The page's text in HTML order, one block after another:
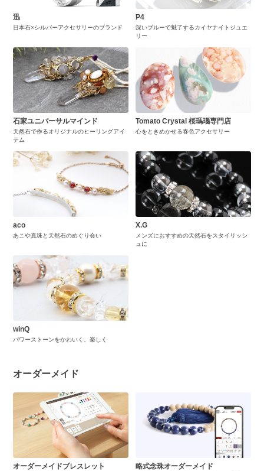
迅
日本石×シルバーアクセサリーのブランド
P4
深いブルーで魅了するカイヤナイトジュエ
リー
石家ユニバーサルマインド
天然石で作るオリジナルのヒーリングアイ
テム
Tomato Crystal 桜瑪瑙専門店
心をときめかせる春色アクセサリー
aco
あこや真珠と天然石のめぐり会い
X.G
メンズにおすすめの天然石をスタイリッシ
ュに
winQ
パワーストーンをかわいく、楽しく
オーダーメイド
オーダーメイドブレスレット 略式念珠オーダーメイド